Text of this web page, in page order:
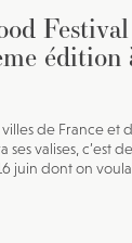
édition
villes de France et
ses valises, c’est
juin dont on